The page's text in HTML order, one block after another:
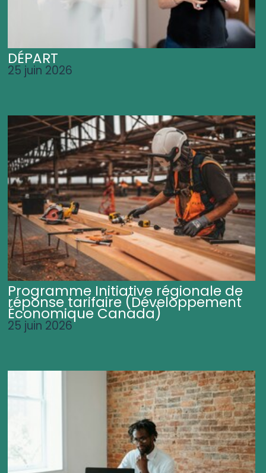
DÉPART
25 juin 2026
Programme Initiative régionale de
réponse tarifaire (Développement
Économique Canada)
25 juin 2026